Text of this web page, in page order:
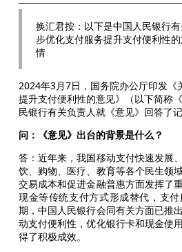
换汇君按：以下是中国人民银行
步优化支付服务提升支付便利性的
情
2024年3月7日，国务院办公厅印发《
提升支付便利性的意见》（以下简称
民银行有关负责人就《意见》回答了记
问：《意见》出台的背景是什么？
答：近年来，我国移动支付快速发展
饮、购物、医疗、教育等各个民生领
交易成本和促进金融普惠方面发挥了
现金等传统支付方式形成替代，支
期，中国人民银行会同有关方面已推
动支付便利性，优化银行卡和现金使
得了积极成效。